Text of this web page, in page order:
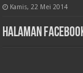
Kamis, 22 Mei 2014
Halaman